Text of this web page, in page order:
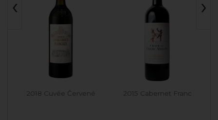
2018 Cuvée Červené 2015 Cabernet Franc
‹ ›